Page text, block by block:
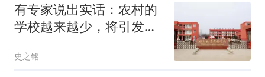
有专家说出实话：农村的
学校越来越少，将引发一
史之铭